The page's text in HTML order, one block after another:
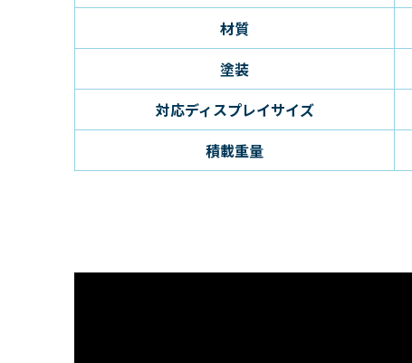
材質
塗装
対応ディスプレイサイズ
積載重量